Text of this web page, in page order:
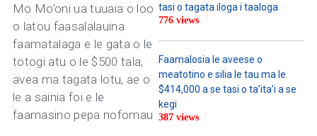
Mo Mo’oni ua tuuaia o loo
o latou faasalalauina
faamatalaga e le gata o le
totogi atu o le $500 tala,
avea ma tagata lotu, ae o
le a sainia foi e le
faamasino pepa nofomau
tasi o tagata iloga i taaloga
776 views
Faamalosia le aveese o
meatotino e silia le tau ma le
$414,000 a se tasi o ta’ita’i a se
kegi
387 views